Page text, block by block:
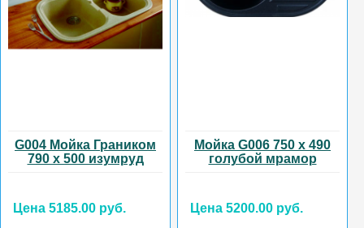
G004 Мойка Граником
790 х 500 изумруд
Цена 5185.00 руб.
Мойка G006 750 х 490
голубой мрамор
Цена 5200.00 руб.